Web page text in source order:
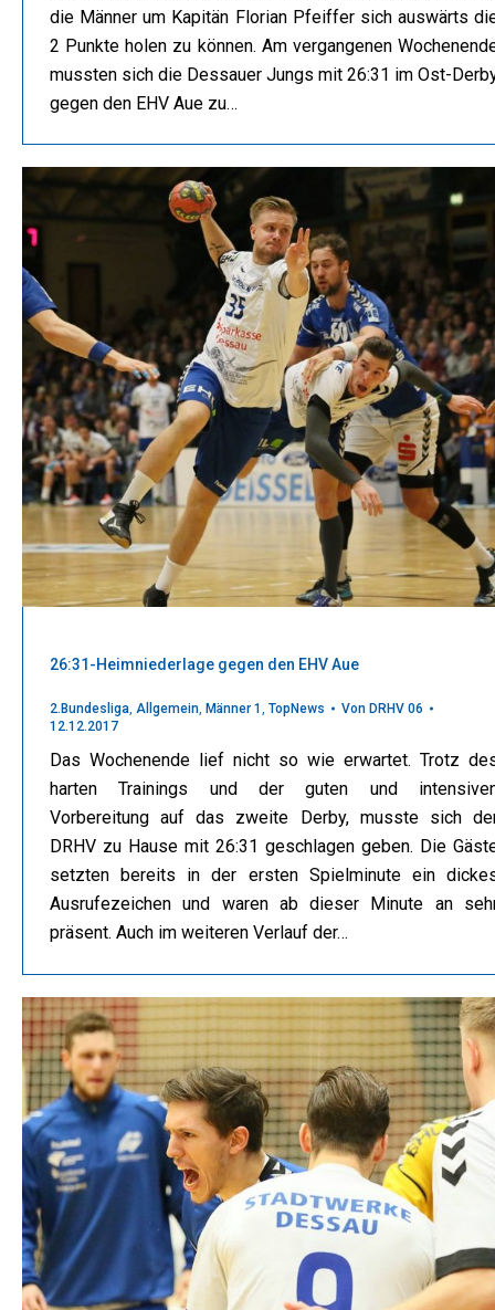
die Männer um Kapitän Florian Pfeiffer sich auswärts
2 Punkte holen zu können. Am vergangenen
mussten sich die Dessauer Jungs mit 26:31 im Ost-
gegen den EHV Aue zu…
26:31-Heimniederlage gegen den EHV Aue
2.Bundesliga, Allgemein, Männer 1 , TopNews Von DRHV 06
12.12.2017
Das Wochenende lief nicht so wie erwartet. Trotz
harten Trainings und der guten und
Vorbereitung auf das zweite Derby, musste sich
DRHV zu Hause mit 26:31 geschlagen geben. Die
setzten bereits in der ersten Spielminute ein
Ausrufezeichen und waren ab dieser Minute an
präsent. Auch im weiteren Verlauf der…